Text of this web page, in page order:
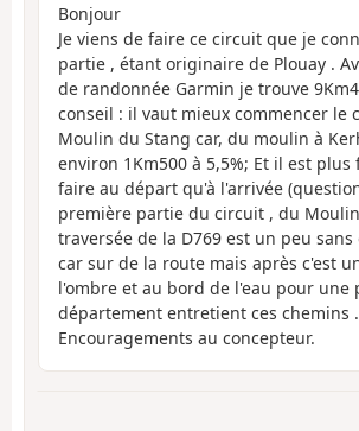
Bonjour
Je viens de faire ce circuit que je
partie , étant originaire de Plouay .
de randonnée Garmin je trouve
conseil : il vaut mieux commencer le
Moulin du Stang car, du moulin à
environ 1Km500 à 5,5%; Et il est plus
faire au départ qu'à l'arrivée
première partie du circuit , du
traversée de la D769 est un peu
car sur de la route mais après c'est
l'ombre et au bord de l'eau pour une
département entretient ces chemins .
Encouragements au concepteur.